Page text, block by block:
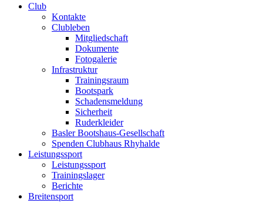
Club
Kontakte
Clubleben
Mitgliedschaft
Dokumente
Fotogalerie
Infrastruktur
Trainingsraum
Bootspark
Schadensmeldung
Sicherheit
Ruderkleider
Basler Bootshaus-Gesellschaft
Spenden Clubhaus Rhyhalde
Leistungssport
Leistungssport
Trainingslager
Berichte
Breitensport